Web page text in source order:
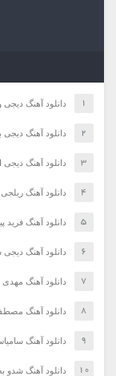
دانلود آهنگ دیجی ورسی
دانلود آهنگ دیجی
دانلود آهنگ
دانلود آهنگ ریلجی به
دانلود آهنگ فرید
دانلود آهنگ دیجی
دانلود آهنگ مهدی
دانلود آهنگ
دانلود آهنگ
دانلود آهنگ شدو